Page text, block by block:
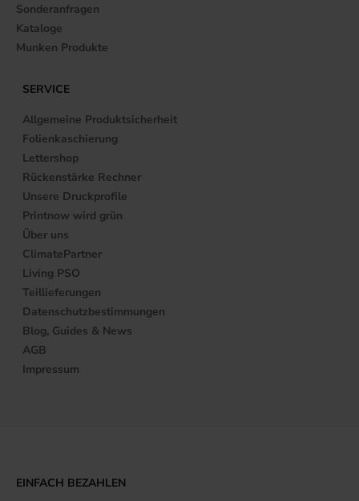
Sonderanfragen
Kataloge
Munken Produkte
SERVICE
Allgemeine Produktsicherheit
Folienkaschierung
Lettershop
Rückenstärke Rechner
Unsere Druckprofile
Printnow wird grün
Über uns
ClimatePartner
Living PSO
Teillieferungen
Datenschutzbestimmungen
Blog, Guides & News
AGB
Impressum
EINFACH BEZAHLEN